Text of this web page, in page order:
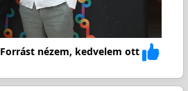
Forrást nézem, kedvelem ott